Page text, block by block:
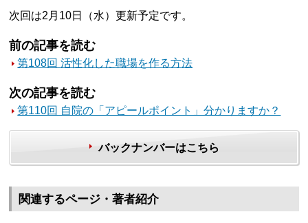
次回は2月10日（水）更新予定です。
前の記事を読む
第108回 活性化した職場を作る方法
次の記事を読む
第110回 自院の「アピールポイント」分かりますか？
バックナンバーはこちら
関連するページ・著者紹介